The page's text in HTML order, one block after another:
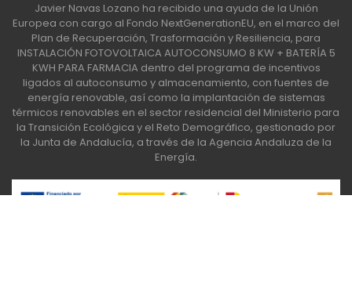
Javier Navas Lozano ha recibido una ayuda de la Unión
Europea con cargo al Fondo NextGenerationEU, en el marco del
Plan de Recuperación, Trasformación y Resiliencia, para
INSTALACIÓN FOTOVOLTAICA AUTOCONSUMO 8 KW + BATERÍA 5
KWH PARA FARMACIA dentro del programa de incentivos
ligados al autoconsumo y almacenamiento, con fuentes de
energía renovable, así como la implantación de sistemas
térmicos renovables en el sector residencial del Ministerio para
la Transición Ecológica y el Reto Demográfico, gestionado por
la Junta de Andalucía, a través de la Agencia Andaluza de la
Energía.